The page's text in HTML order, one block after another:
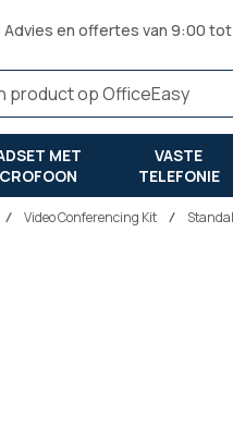
Advies en offertes van 9:00
MET
VASTE
TELEFONIE
Video Conferencing Kit